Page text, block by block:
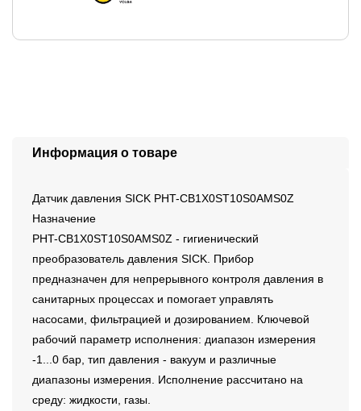
Информация о товаре
Датчик давления SICK PHT-CB1X0ST10S0AMS0Z
Назначение
PHT-CB1X0ST10S0AMS0Z - гигиенический
преобразователь давления SICK. Прибор
предназначен для непрерывного контроля давления в
санитарных процессах и помогает управлять
насосами, фильтрацией и дозированием. Ключевой
рабочий параметр исполнения: диапазон измерения
-1...0 бар, тип давления - вакуум и различные
диапазоны измерения. Исполнение рассчитано на
среду: жидкости, газы.